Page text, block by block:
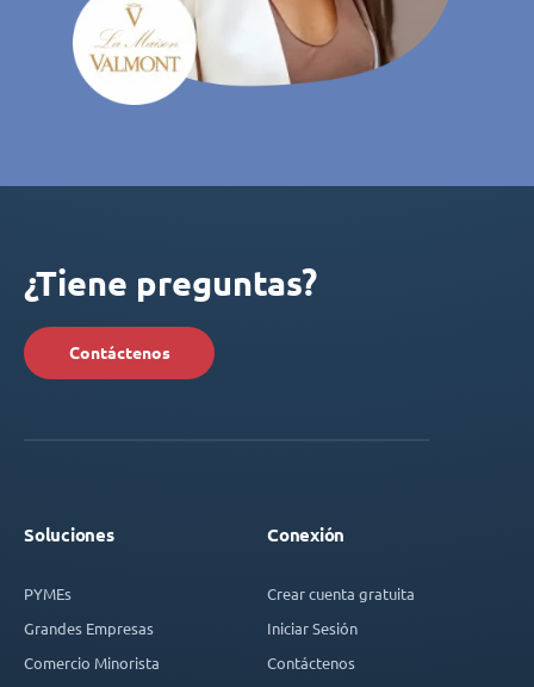
¿Tiene preguntas?
Contáctenos
Soluciones
PYMEs
Grandes Empresas
Comercio Minorista
Conexión
Crear cuenta gratuita
Iniciar Sesión
Contáctenos